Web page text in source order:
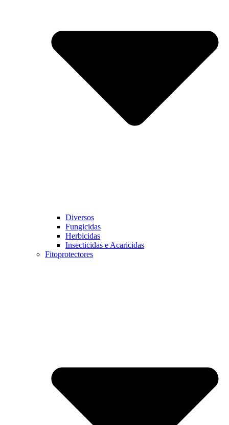
Diversos
Fungicidas
Herbicidas
Insecticidas e Acaricidas
Fitoprotectores